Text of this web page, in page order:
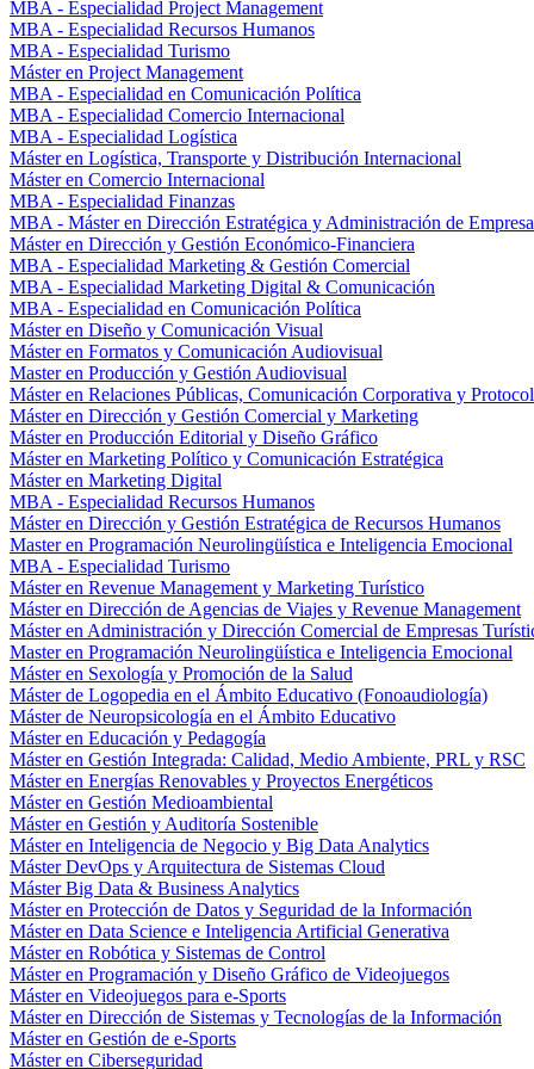
MBA - Especialidad Project Management
MBA - Especialidad Recursos Humanos
MBA - Especialidad Turismo
Máster en Project Management
MBA - Especialidad en Comunicación Política
MBA - Especialidad Comercio Internacional
MBA - Especialidad Logística
Máster en Logística, Transporte y Distribución Internacional
Máster en Comercio Internacional
MBA - Especialidad Finanzas
MBA - Máster en Dirección Estratégica y Administración de
Máster en Dirección y Gestión Económico-Financiera
MBA - Especialidad Marketing & Gestión Comercial
MBA - Especialidad Marketing Digital & Comunicación
MBA - Especialidad en Comunicación Política
Máster en Diseño y Comunicación Visual
Máster en Formatos y Comunicación Audiovisual
Master en Producción y Gestión Audiovisual
Máster en Relaciones Públicas, Comunicación Corporativa y
Máster en Dirección y Gestión Comercial y Marketing
Máster en Producción Editorial y Diseño Gráfico
Máster en Marketing Político y Comunicación Estratégica
Máster en Marketing Digital
MBA - Especialidad Recursos Humanos
Máster en Dirección y Gestión Estratégica de Recursos Humanos
Master en Programación Neurolingüística e Inteligencia Emocional
MBA - Especialidad Turismo
Máster en Revenue Management y Marketing Turístico
Máster en Dirección de Agencias de Viajes y Revenue Management
Máster en Administración y Dirección Comercial de Empresas
Master en Programación Neurolingüística e Inteligencia Emocional
Máster en Sexología y Promoción de la Salud
Máster de Logopedia en el Ámbito Educativo (Fonoaudiología)
Máster de Neuropsicología en el Ámbito Educativo
Máster en Educación y Pedagogía
Máster en Gestión Integrada: Calidad, Medio Ambiente, PRL y RSC
Máster en Energías Renovables y Proyectos Energéticos
Máster en Gestión Medioambiental
Máster en Gestión y Auditoría Sostenible
Máster en Inteligencia de Negocio y Big Data Analytics
Máster DevOps y Arquitectura de Sistemas Cloud
Máster Big Data & Business Analytics
Máster en Protección de Datos y Seguridad de la Información
Máster en Data Science e Inteligencia Artificial Generativa
Máster en Robótica y Sistemas de Control
Máster en Programación y Diseño Gráfico de Videojuegos
Máster en Videojuegos para e-Sports
Máster en Dirección de Sistemas y Tecnologías de la Información
Máster en Gestión de e-Sports
Máster en Ciberseguridad